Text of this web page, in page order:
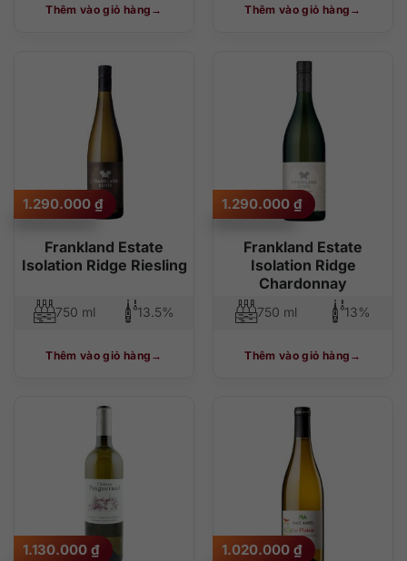
Thêm vào giỏ hàng Thêm vào giỏ hàng
Frankland Estate
Isolation Ridge Riesling
1.290.000 ₫
750 ml 13.5%
Thêm vào giỏ hàng
Frankland Estate
Isolation Ridge
Chardonnay
1.290.000 ₫
750 ml 13%
Thêm vào giỏ hàng
1.130.000 ₫ 1.020.000 ₫